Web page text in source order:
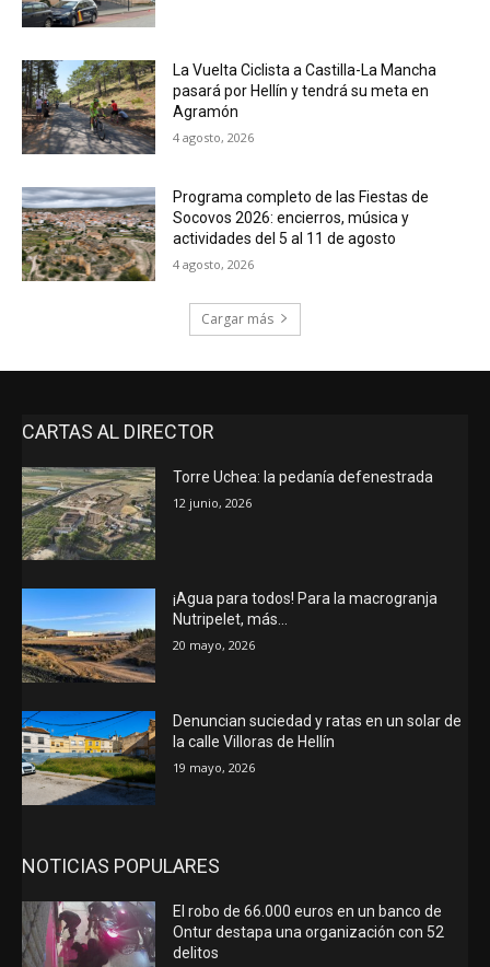
La Vuelta Ciclista a Castilla-La Mancha
pasará por Hellín y tendrá su meta en
Agramón
4 agosto, 2026
Programa completo de las Fiestas de
Socovos 2026: encierros, música y
actividades del 5 al 11 de agosto
4 agosto, 2026
Cargar más
CARTAS AL DIRECTOR
Torre Uchea: la pedanía defenestrada
12 junio, 2026
¡Agua para todos! Para la macrogranja
Nutripelet, más…
20 mayo, 2026
Denuncian suciedad y ratas en un solar de
la calle Villoras de Hellín
19 mayo, 2026
NOTICIAS POPULARES
El robo de 66.000 euros en un banco de
Ontur destapa una organización con 52
delitos